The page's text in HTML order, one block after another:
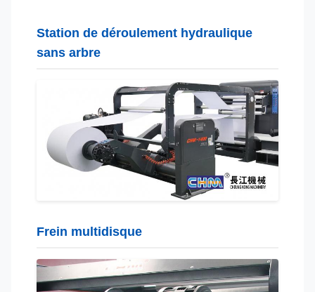
Station de déroulement hydraulique
sans arbre
Frein multidisque